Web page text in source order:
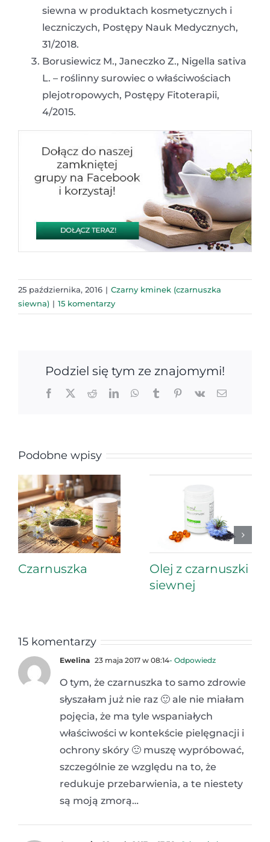
siewna w produktach kosmetycznych i
leczniczych, Postępy Nauk Medycznych,
31/2018.
Borusiewicz M., Janeczko Z., Nigella sativa
L. – roślinny surowiec o właściwościach
plejotropowych, Postępy Fitoterapii,
4/2015.
25 października, 2016 | Czarny kminek (czarnuszka
siewna) | 15 komentarzy
Podziel się tym ze znajomymi!
Facebook
X RedditLinkedInWhatsApp
TumblrPinterest
Vk Email
Podobne wpisy
Czarnuszka
Olej z czarnuszki
siewnej
15 komentarzy
Ewelina 23 maja 2017 w 08:14- Odpowiedz
O tym, że czarnuszka to samo zdrowie
słyszałam już nie raz 🙂 ale nie miałam
pojęcia, że ma tyle wspaniałych
właściwości w kontekście pielęgnacji i
ochrony skóry 🙂 muszę wypróbować,
szczególnie ze względu na to, że
redukuje przebarwienia, a te niestety
są moją zmorą…